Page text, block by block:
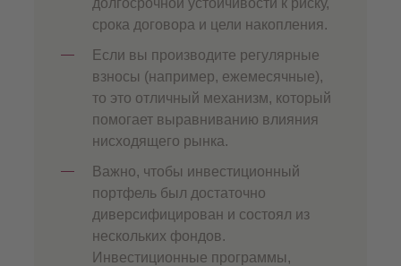
долгосрочной устойчивости к риску,
срока договора и цели накопления.
Если вы производите регулярные
взносы (например, ежемесячные),
то это отличный механизм, который
помогает выравниванию влияния
нисходящего рынка.
Важно, чтобы инвестиционный
портфель был достаточно
диверсифицирован и состоял из
нескольких фондов.
Инвестиционные программы,